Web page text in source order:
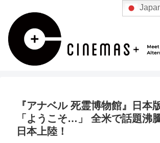
『アナベル 死霊博物館』日本
「ようこそ…」 全米で話題沸
日本上陸！